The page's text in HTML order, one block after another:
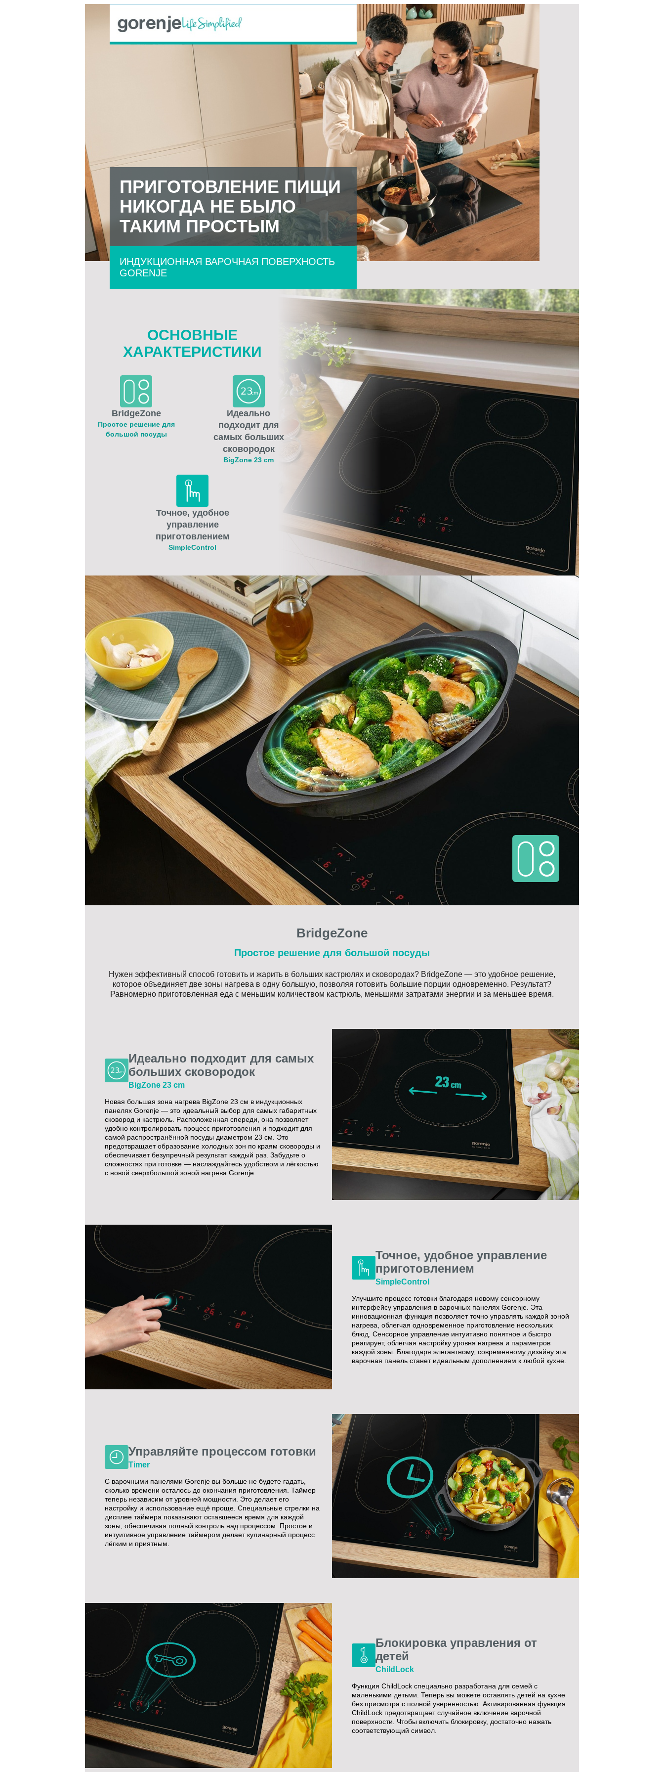
ПРИГОТОВЛЕНИЕ ПИЩИ
НИКОГДА НЕ БЫЛО
ТАКИМ ПРОСТЫМ
ИНДУКЦИОННАЯ ВАРОЧНАЯ ПОВЕРХНОСТЬ
GORENJE
ОСНОВНЫЕ
ХАРАКТЕРИСТИКИ
BridgeZone
Простое решение для
большой посуды
Идеально
подходит для
самых больших
сковородок
BigZone 23 cm
Точное, удобное
управление
приготовлением
SimpleControl
BridgeZone
Простое решение для большой посуды
Нужен эффективный способ готовить и жарить в больших кастрюлях и сковородах? BridgeZone — это удобное решение,
которое объединяет две зоны нагрева в одну большую, позволяя готовить большие порции одновременно. Результат?
Равномерно приготовленная еда с меньшим количеством кастрюль, меньшими затратами энергии и за меньшее время.
Идеально подходит для самых
больших сковородок
BigZone 23 cm
Новая большая зона нагрева BigZone 23 см в индукционных
панелях Gorenje — это идеальный выбор для самых габаритных
сковород и кастрюль. Расположенная спереди, она позволяет
удобно контролировать процесс приготовления и подходит для
самой распространённой посуды диаметром 23 см. Это
предотвращает образование холодных зон по краям сковороды и
обеспечивает безупречный результат каждый раз. Забудьте о
сложностях при готовке — наслаждайтесь удобством и лёгкостью
с новой сверхбольшой зоной нагрева Gorenje.
Точное, удобное управление
приготовлением
SimpleControl
Улучшите процесс готовки благодаря новому сенсорному
интерфейсу управления в варочных панелях Gorenje. Эта
инновационная функция позволяет точно управлять каждой зоной
нагрева, облегчая одновременное приготовление нескольких
блюд. Сенсорное управление интуитивно понятное и быстро
реагирует, облегчая настройку уровня нагрева и параметров
каждой зоны. Благодаря элегантному, современному дизайну эта
варочная панель станет идеальным дополнением к любой кухне.
Управляйте процессом готовки
Timer
С варочными панелями Gorenje вы больше не будете гадать,
сколько времени осталось до окончания приготовления. Таймер
теперь независим от уровней мощности. Это делает его
настройку и использование ещё проще. Специальные стрелки на
дисплее таймера показывают оставшееся время для каждой
зоны, обеспечивая полный контроль над процессом. Простое и
интуитивное управление таймером делает кулинарный процесс
лёгким и приятным.
Блокировка управления от
детей
ChildLock
Функция ChildLock специально разработана для семей с
маленькими детьми. Теперь вы можете оставлять детей на кухне
без присмотра с полной уверенностью. Активированная функция
ChildLock предотвращает случайное включение варочной
поверхности. Чтобы включить блокировку, достаточно нажать
соответствующий символ.